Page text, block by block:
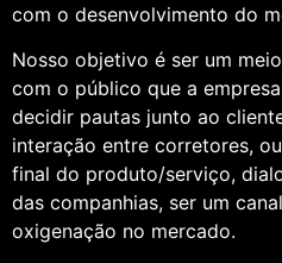
com o desenvolvimento do
Nosso objetivo é ser um
com o público que a
decidir pautas junto ao
interação entre corretores,
final do produto/serviço,
das companhias, ser um
oxigenação no mercado.